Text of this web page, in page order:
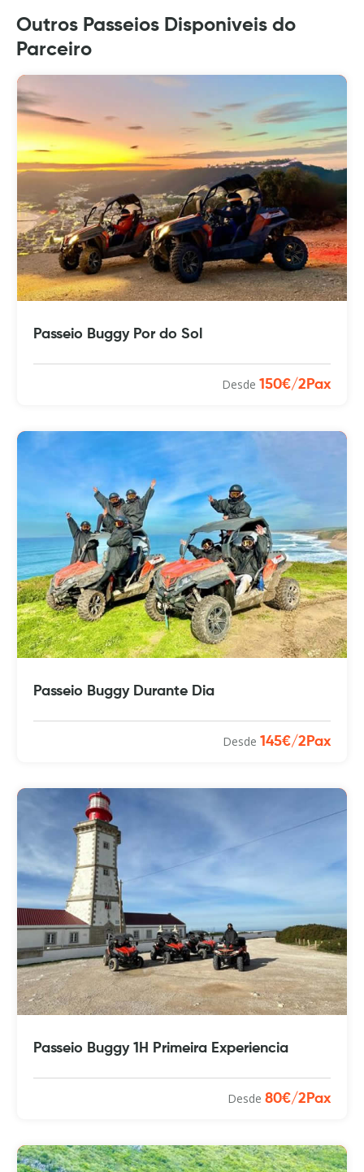
Outros Passeios Disponiveis do
Parceiro
Passeio Buggy Por do Sol
Desde 150€/2Pax
Passeio Buggy Durante Dia
Desde 145€/2Pax
Passeio Buggy 1H Primeira Experiencia
Desde 80€/2Pax